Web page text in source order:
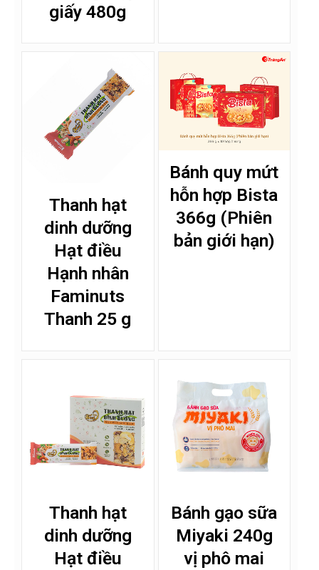
giấy 480g
Thanh hạt
dinh dưỡng
Hạt điều
Hạnh nhân
Faminuts
Thanh 25 g
Bánh quy mứt
hỗn hợp Bista
366g (Phiên
bản giới hạn)
Thanh hạt
dinh dưỡng
Hạt điều
Bánh gạo sữa
Miyaki 240g
vị phô mai